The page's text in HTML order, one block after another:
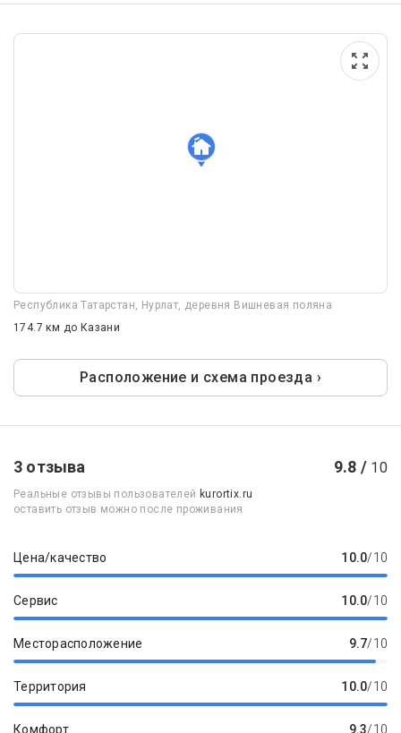
Республика Татарстан, Нурлат, деревня Вишневая поляна
174.7 км до Казани
Расположение и схема проезда ›
3 отзыва 9.8 / 10
Реальные отзывы пользователей kurortix.ru
оставить отзыв можно после проживания
Цена/качество 10.0/10
Сервис 10.0/10
Месторасположение 9.7/10
Территория 10.0/10
Комфорт 9.3/10